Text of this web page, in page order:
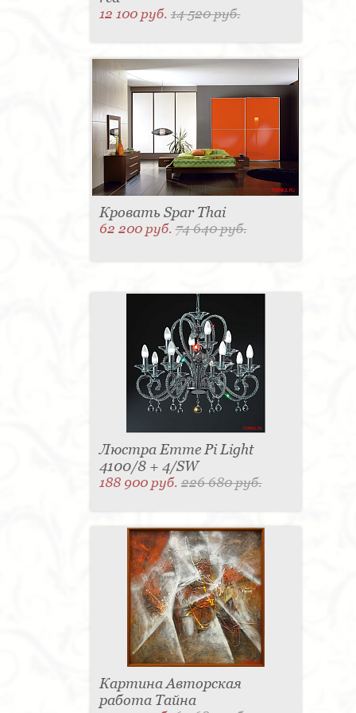
12 100 руб.14 520 руб.
Кровать Spar Thai
62 200 руб.74 640 руб.
Люстра Emme Pi Light
4100/8 + 4/SW
188 900 руб.226 680 руб.
Картина Авторская
работа Тайна